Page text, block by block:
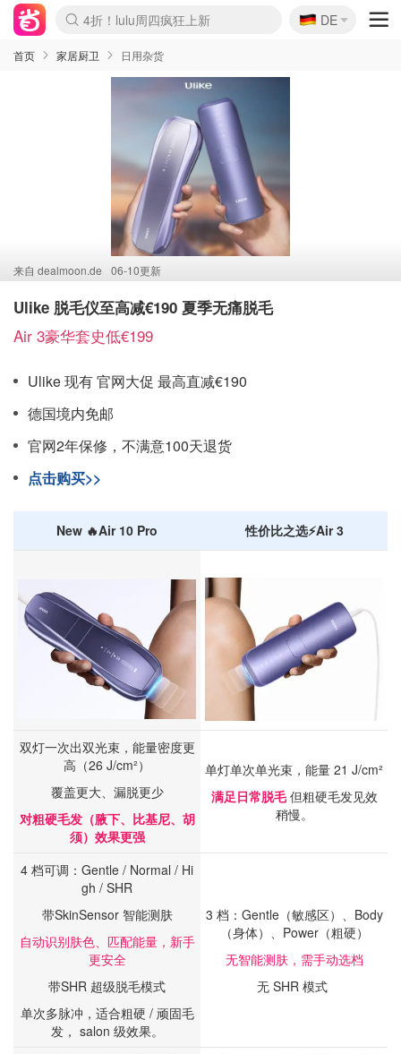
Boticinal 夏促开抢！
4折！lulu周四疯狂上新
还没结束！&OtherStories大促
Joybuy变相75折 随时失效
速领！Stanley独家85折
疑似霸哥！Camper额外叠85折
Zalando 奥莱闪促！每日更新
Moncler反季囤！5折起+叠9折
Coach Brooklyn仅€192
🇩🇪
DE
首页 家居厨卫 日用杂货
来自 dealmoon.de 06-10更新
Ulike 脱毛仪至高减€190 夏季无痛脱毛
Air 3豪华套史低€199
Ulike 现有 官网大促 最高直减€190
德国境内免邮
官网2年保修，不满意100天退货
点击购买>>
New 🔥Air 10 Pro 性价比之选⚡Air 3
双灯一次出双光束，能量密度更
高（26 J/cm²）
覆盖更大、漏脱更少
对粗硬毛发（腋下、比基尼、胡
须）效果更强
单灯单次单光束，能量 21 J/cm²
满足日常脱毛但粗硬毛发见效
稍慢。
4 档可调：Gentle / Normal / Hi
gh / SHR
带SkinSensor 智能测肤
自动识别肤色、匹配能量，新手
更安全
带SHR 超级脱毛模式
单次多脉冲，适合粗硬 / 顽固毛
发， salon 级效果。
3 档：Gentle（敏感区）、Body
（身体）、Power（粗硬）
无智能测肤，需手动选档
无 SHR 模式